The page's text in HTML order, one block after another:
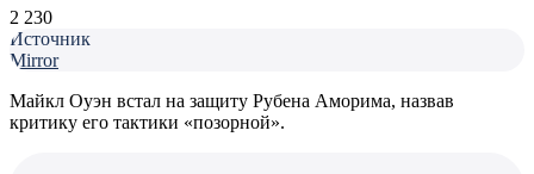
2 230
Источник
Mirror
Майкл Оуэн встал на защиту Рубена Аморима, назвав
критику его тактики «позорной».